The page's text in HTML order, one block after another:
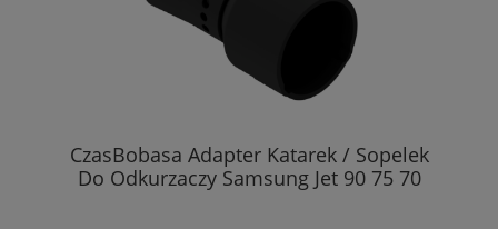
CzasBobasa Adapter Katarek / Sopelek
Do Odkurzaczy Samsung Jet 90 75 70